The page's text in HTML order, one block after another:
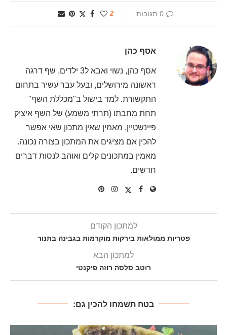
0 תגובות 2
אסף כהן
אסף כהן, נשוי ואבא ל3 ילדים, שף דרגה
ראשונה מירושלים, ובעל עבר עשיר בתחום
התקשורת. למד בישול ב"מכללת השף"
תחת מחבתו (תרתי משמע) של השף איציק
פיינשטיין. מאמין שאין מתכון שאי אפשר
להכין אם מציגים את המתכון בצורה נכונה.
מאמין במתכונים קלים ואוהב לנסות דברים
חדשים.
למתכון הקודם
פטריות ממולאות בירקות מוקרמות בגבינה בתנור
למתכון הבא
רוטב סלסה רוזה פיקנטי
בטח תשמחו להכין גם: